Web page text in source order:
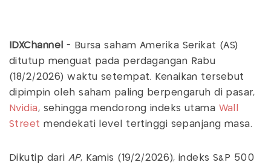
IDXChannel
- Bursa saham Amerika Serikat (AS)
ditutup menguat pada perdagangan Rabu
(18/2/2026) waktu setempat. Kenaikan tersebut
dipimpin oleh saham paling berpengaruh di pasar,
Nvidia , sehingga mendorong indeks utama Wall
Street mendekati level tertinggi sepanjang masa.
Dikutip dari AP, Kamis (19/2/2026), indeks S&P 500